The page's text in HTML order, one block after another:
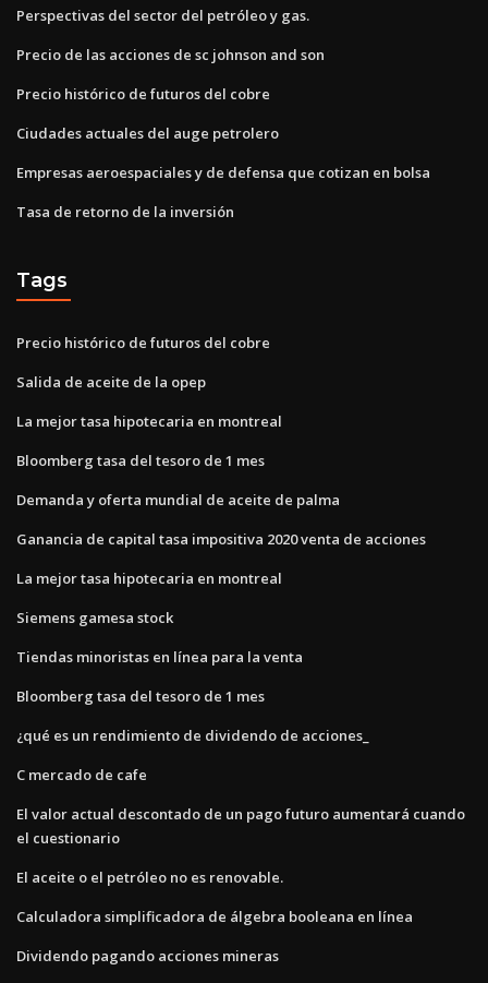
Perspectivas del sector del petróleo y gas.
Precio de las acciones de sc johnson and son
Precio histórico de futuros del cobre
Ciudades actuales del auge petrolero
Empresas aeroespaciales y de defensa que cotizan en bolsa
Tasa de retorno de la inversión
Tags
Precio histórico de futuros del cobre
Salida de aceite de la opep
La mejor tasa hipotecaria en montreal
Bloomberg tasa del tesoro de 1 mes
Demanda y oferta mundial de aceite de palma
Ganancia de capital tasa impositiva 2020 venta de acciones
La mejor tasa hipotecaria en montreal
Siemens gamesa stock
Tiendas minoristas en línea para la venta
Bloomberg tasa del tesoro de 1 mes
¿qué es un rendimiento de dividendo de acciones_
C mercado de cafe
El valor actual descontado de un pago futuro aumentará cuando
el cuestionario
El aceite o el petróleo no es renovable.
Calculadora simplificadora de álgebra booleana en línea
Dividendo pagando acciones mineras